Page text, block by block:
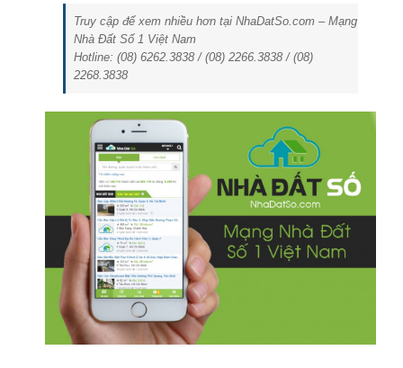
Truy cập để xem nhiều hơn tại NhaDatSo.com – Mạng
Nhà Đất Số 1 Việt Nam
Hotline: (08) 6262.3838 / (08) 2266.3838 / (08)
2268.3838